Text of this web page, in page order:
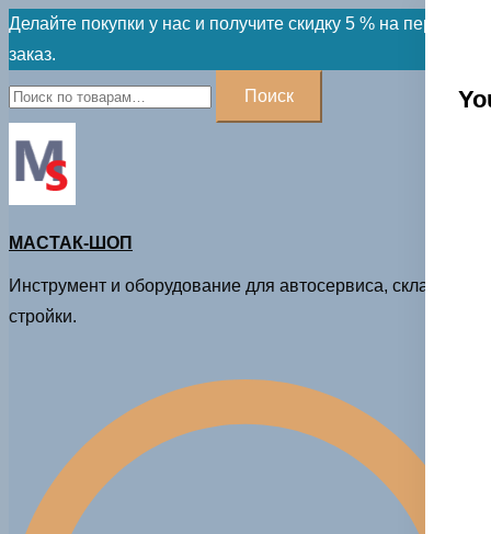
Skip
to
content
Делайте покупки у нас и получите скидку 5 % на первый
заказ.
Искать:
Поиск
МАСТАК-ШОП
Инструмент и оборудование для автосервиса, склада и
стройки.